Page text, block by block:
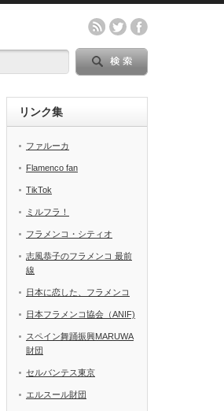
リンク集
ファルーカ
Flamenco fan
TikTok
ミルフラ！
フラメンコ・シティオ
志風恭子のフラメンコ 最前
線
日本に恋した、フラメンコ
日本フラメンコ協会（ANIF)
スペイン舞踊振興MARUWA
財団
セルバンテス東京
エルスール財団